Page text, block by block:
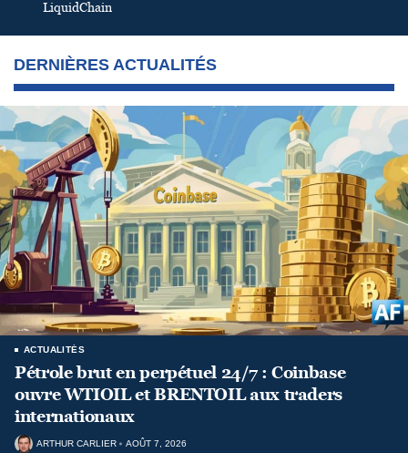
LiquidChain
DERNIÈRES ACTUALITÉS
ACTUALITÉS
Pétrole brut en perpétuel 24/7 : Coinbase
ouvre WTIOIL et BRENTOIL aux traders
internationaux
ARTHUR CARLIER AOÛT 7, 2026